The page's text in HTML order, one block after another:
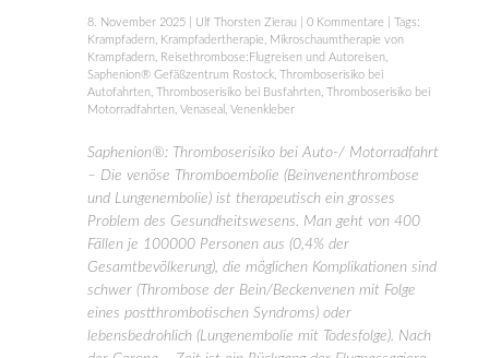
8. November 2025 Ulf Thorsten Zierau 0 Kommentare | Tags:
Krampfadern
Krampfadertherapie
Mikroschaumtherapie von
Krampfadern
Reisethrombose:Flugreisen und Autoreisen
Saphenion® Gefäßzentrum Rostock Thromboserisiko bei
Autofahrten Thromboserisiko bei Busfahrten Thromboserisiko bei
Motorradfahrten Venaseal Venenkleber
Saphenion®: Thromboserisiko bei Auto-/ Motorradfahrt
– Die venöse Thromboembolie (Beinvenenthrombose
und Lungenembolie) ist therapeutisch ein grosses
Problem des Gesundheitswesens. Man geht von 400
Fällen je 100000 Personen aus (0,4% der
Gesamtbevölkerung), die möglichen Komplikationen sind
schwer (Thrombose der Bein/Beckenvenen mit Folge
eines postthrombotischen Syndroms) oder
lebensbedrohlich (Lungenembolie mit Todesfolge). Nach